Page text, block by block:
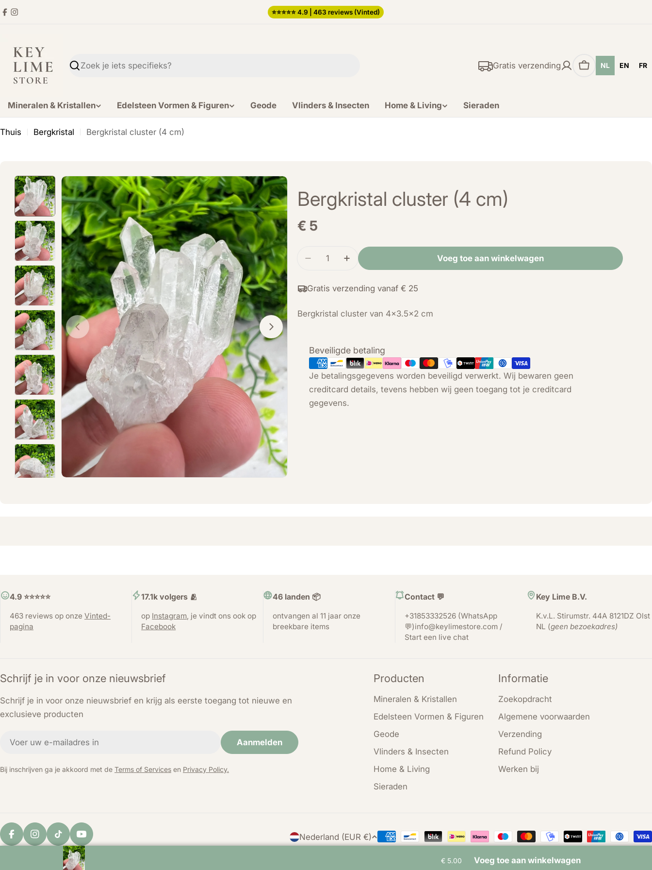
Ga
inhoud
Facebook
Instagram
⭐️⭐️⭐️⭐️⭐️ 4.9 | 463 reviews (Vinted)
Zoekopdracht
Gratis verzending
Winkelwagen
NL EN FR
Mineralen & Kristallen Edelsteen Vormen & Figuren Geode Vlinders & Insecten Home & Living Sieraden
Thuis Bergkristal Bergkristal cluster (4 cm)
Open media 0 in modal
Bergkristal cluster (4 cm)
Normale
€ 5
Hoeveelheid
Verminder de hoeveelheid voor Bergkristal cluster (4 cm)
Verhoog de hoeveelheid voor Bergkristal cluster (4 cm)
Voeg toe aan winkelwagen
Gratis verzending vanaf € 25
Bergkristal cluster van 4x3.5x2 cm
Beveiligde betaling
Betaalmethoden
Je betalingsgegevens worden beveiligd verwerkt. Wij bewaren geen
creditcard details, tevens hebben wij geen toegang tot je creditcard
gegevens.
4.9 ⭐️⭐️⭐️⭐️⭐️
463 reviews op onze Vinted-
pagina
17.1k volgers 🫂
op Instagram, je vindt ons ook op
Facebook
46 landen 📦
ontvangen al 11 jaar onze
breekbare items
Contact 💬
+31853332526 (WhatsApp
💬)info@keylimestore.com /
Start een live chat
Key Lime B.V.
K.v.L. Stirumstr. 44A 8121DZ Olst
NL (geen bezoekadres)
Schrijf je in voor onze nieuwsbrief
Schrijf je in voor onze nieuwsbrief en krijg als eerste toegang tot nieuwe en
exclusieve producten
Aanmelden
Bij inschrijven ga je akkoord met de Terms of Services en Privacy Policy.
Producten
Mineralen & Kristallen
Edelsteen Vormen & Figuren
Geode
Vlinders & Insecten
Home & Living
Sieraden
Informatie
Zoekopdracht
Algemene voorwaarden
Verzending
Refund Policy
Werken bij
L
Nederland (EUR €) Betaalmethoden
FacebookInstagram
TikTokYouTube
KEY LIME STORE
€ 5.00 Voeg toe aan winkelwagen